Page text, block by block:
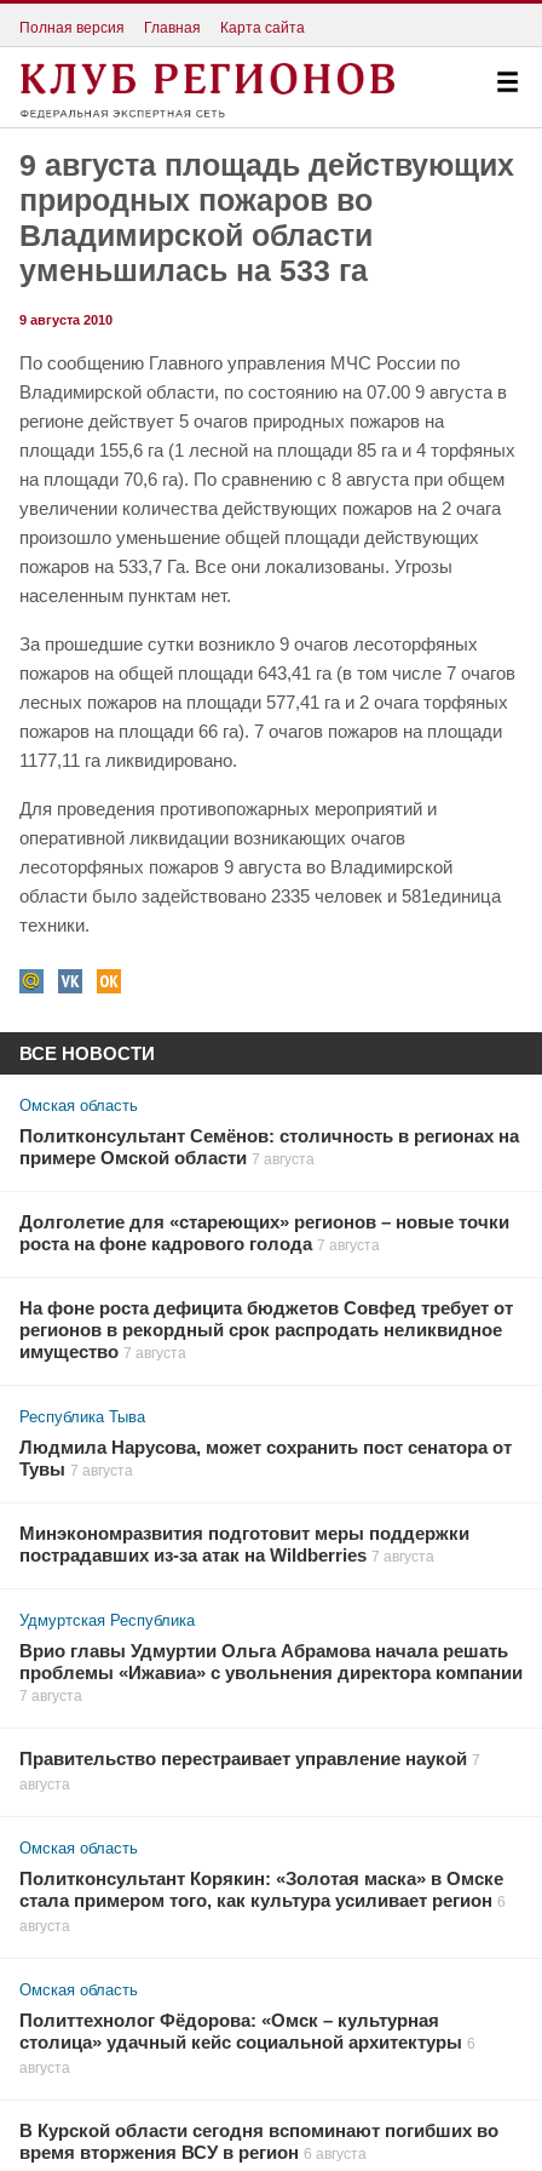
Полная версия Главная Карта сайта
9 августа площадь действующих
природных пожаров во
Владимирской области
уменьшилась на 533 га
9 августа 2010
По сообщению Главного управления МЧС России по
Владимирской области, по состоянию на 07.00 9 августа в
регионе действует 5 очагов природных пожаров на
площади 155,6 га (1 лесной на площади 85 га и 4 торфяных
на площади 70,6 га). По сравнению с 8 августа при общем
увеличении количества действующих пожаров на 2 очага
произошло уменьшение общей площади действующих
пожаров на 533,7 Га. Все они локализованы. Угрозы
населенным пунктам нет.
За прошедшие сутки возникло 9 очагов лесоторфяных
пожаров на общей площади 643,41 га (в том числе 7 очагов
лесных пожаров на площади 577,41 га и 2 очага торфяных
пожаров на площади 66 га). 7 очагов пожаров на площади
1177,11 га ликвидировано.
Для проведения противопожарных мероприятий и
оперативной ликвидации возникающих очагов
лесоторфяных пожаров 9 августа во Владимирской
области было задействовано 2335 человек и 581единица
техники.
ВСЕ НОВОСТИ
Омская область
Политконсультант Семёнов: столичность в регионах на
примере Омской области 7 августа
Долголетие для «стареющих» регионов – новые точки
роста на фоне кадрового голода 7 августа
На фоне роста дефицита бюджетов Совфед требует от
регионов в рекордный срок распродать неликвидное
имущество 7 августа
Республика Тыва
Людмила Нарусова, может сохранить пост сенатора от
Тувы 7 августа
Минэкономразвития подготовит меры поддержки
пострадавших из-за атак на Wildberries 7 августа
Удмуртская Республика
Врио главы Удмуртии Ольга Абрамова начала решать
проблемы «Ижавиа» с увольнения директора компании
7 августа
Правительство перестраивает управление наукой 7
августа
Омская область
Политконсультант Корякин: «Золотая маска» в Омске
стала примером того, как культура усиливает регион 6
августа
Омская область
Политтехнолог Фёдорова: «Омск – культурная
столица» удачный кейс социальной архитектуры 6
августа
В Курской области сегодня вспоминают погибших во
время вторжения ВСУ в регион 6 августа